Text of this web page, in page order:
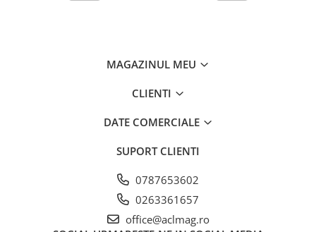
MAGAZINUL MEU
CLIENTI
DATE COMERCIALE
SUPORT CLIENTI
0787653602
0263361657
office@aclmag.ro